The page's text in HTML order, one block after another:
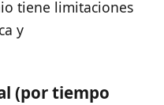
tiene limitaciones
y
(por tiempo